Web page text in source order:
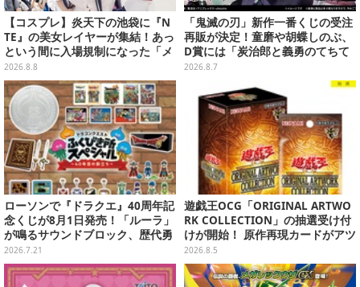
【コスプレ】炎天下の池袋に『N
TE』の美女レイヤーが集結！あっ
という間に入場規制になった「メ
ェメェ村の大冒険」をレポート
【写真28枚】
2026.8.8
「鬼滅の刃」新作一番くじの受注
再販が決定！童磨や胡蝶しのぶ、
D賞には「炭治郎と義勇のてちて
ちフィギュア」も
2026.8.7
ローソンで『ドラクエ』40周年記
念くじが8月1日発売！「ルーラ」
が鳴るサウンドブロック、歴代勇
者＆スライムのフィギュアなど、
シリーズを振り返る景品盛りだく
さん
2026.7.21
遊戯王OCG「ORIGINAL ARTWO
RK COLLECTION」の抽選受け付
けが開始！ 原作再現カードがアツ
いスペシャルパック
2026.8.5